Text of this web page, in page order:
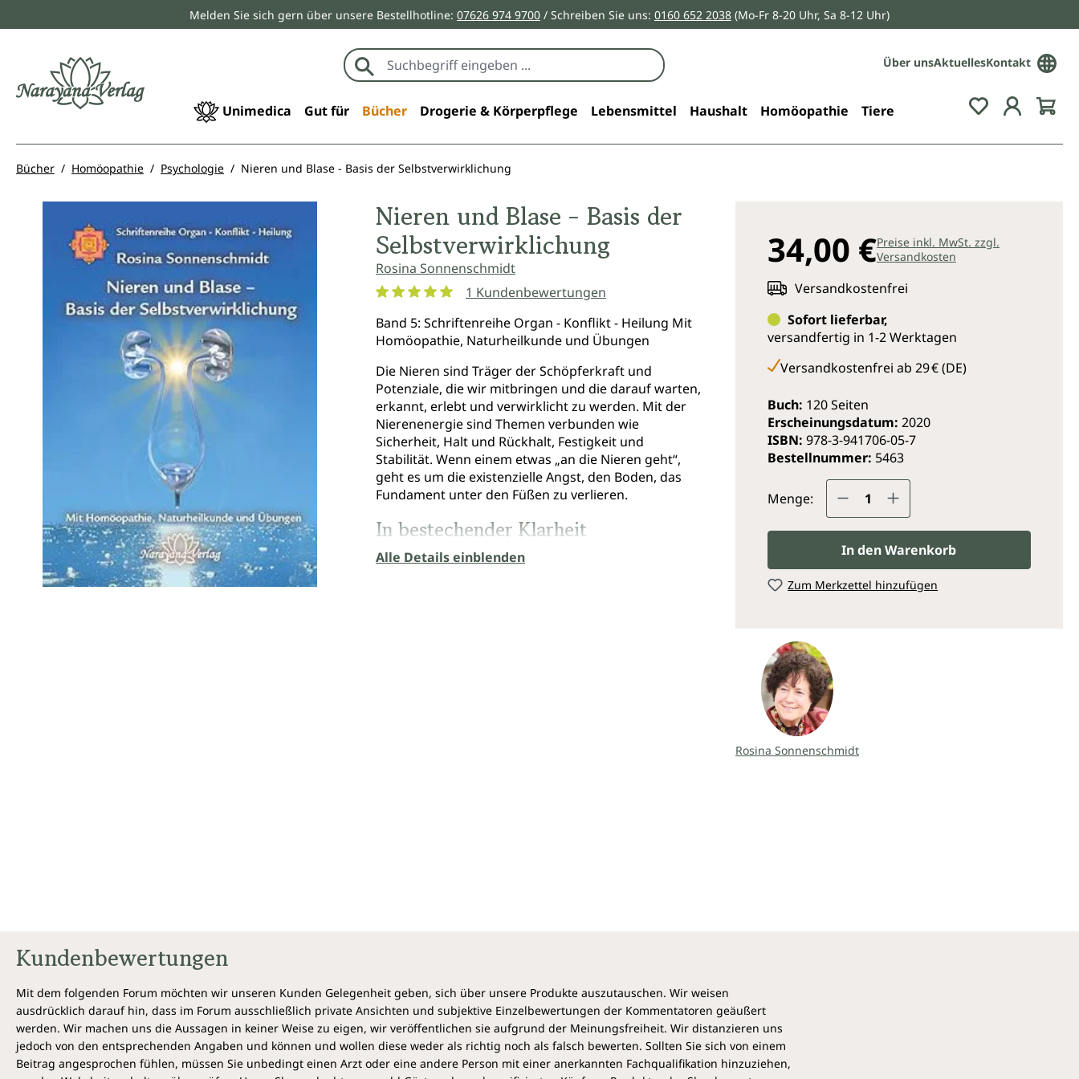
Zur Hauptnavigation springenMelden Sie sich gern über unsere Bestellhotline: 07626 974 9700 / Schreiben Sie uns: 0160 652 2038 (Mo-Fr 8-20 Uhr, Sa 8-12 Uhr)
Über unsAktuellesKontakt
Unimedica Gut für Bücher Drogerie & Körperpflege Lebensmittel Haushalt Homöopathie Tiere Du hast 0
Bücher Homöopathie Psychologie Nieren und Blase - Basis der Selbstverwirklichung
Nieren und Blase - Basis der
Selbstverwirklichung
Rosina Sonnenschmidt
1 Kundenbewertungen
Band 5: Schriftenreihe Organ - Konflikt - Heilung Mit
Homöopathie, Naturheilkunde und Übungen
Die Nieren sind Träger der Schöpferkraft und
Potenziale, die wir mitbringen und die darauf warten,
erkannt, erlebt und verwirklicht zu werden. Mit der
Nierenenergie sind Themen verbunden wie
Sicherheit, Halt und Rückhalt, Festigkeit und
Stabilität. Wenn einem etwas „an die Nieren geht“,
geht es um die existenzielle Angst, den Boden, das
Fundament unter den Füßen zu verlieren.
In bestechender Klarheit
beschreibt die beliebte Autorin im fünften Band der
praktische Anleitung zur Gesundung der Nieren und
Blase zu geben. Dabei geht sie weit über die
organische Integrität hinaus und zeigt auf, wie diese
Organe das Tor zur Selbstverwirklichung bilden.
Alle Details einblenden
34,00 €Preise inkl. MwSt. zzgl.
Versandkosten
Versandkostenfrei
Sofort lieferbar,
versandfertig in 1-2 Werktagen
Versandkostenfrei ab 29 € (DE)
Buch: 120 Seiten
Erscheinungsdatum: 2020
ISBN: 978-3-941706-05-7
Bestellnummer: 5463
Menge: Produkt Anzahl: Gib den
In den Warenkorb
Zum Merkzettel hinzufügen
Rosina Sonnenschmidt
Kundenbewertungen
Mit dem folgenden Forum möchten wir unseren Kunden Gelegenheit geben, sich über unsere Produkte auszutauschen. Wir weisen
ausdrücklich darauf hin, dass im Forum ausschließlich private Ansichten und subjektive Einzelbewertungen der Kommentatoren geäußert
werden. Wir machen uns die Aussagen in keiner Weise zu eigen, wir veröffentlichen sie aufgrund der Meinungsfreiheit. Wir distanzieren uns
jedoch von den entsprechenden Angaben und können und wollen diese weder als richtig noch als falsch bewerten. Sollten Sie sich von einem
Beitrag angesprochen fühlen, müssen Sie unbedingt einen Arzt oder eine andere Person mit einer anerkannten Fachqualifikation hinzuziehen,